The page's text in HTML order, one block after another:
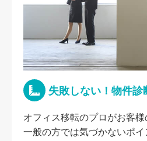
失敗しない！物件診
オフィス移転のプロがお客様
一般の方では気づかないポ